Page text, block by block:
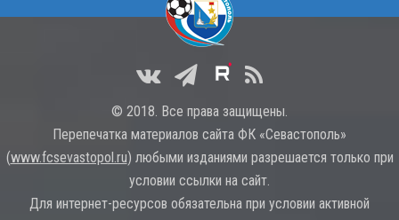
© 2018. Все права защищены.
Перепечатка материалов сайта ФК «Севастополь»
(www.fcsevastopol.ru) любыми изданиями разрешается только при
условии ссылки на сайт.
Для интернет-ресурсов обязательна при условии активной